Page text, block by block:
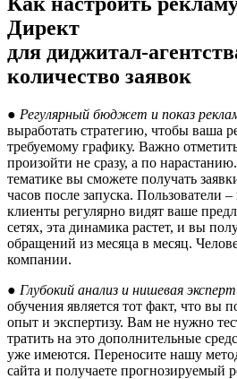
Директ
для диджитал-
количество заявок
● Регулярный бюджет и показ
выработать стратегию, чтобы ваша
требуемому графику. Важно
произойти не сразу, а по
тематике вы сможете получать
часов после запуска. Пользователи
клиенты регулярно видят ваше
сетях, эта динамика растет, и вы
обращений из месяца в месяц.
компании.
● Глубокий анализ и нишевая
обучения является тот факт, что вы
опыт и экспертизу. Вам не нужно
тратить на это дополнительные
уже имеются. Переносите нашу
сайта и получаете прогнозируемый